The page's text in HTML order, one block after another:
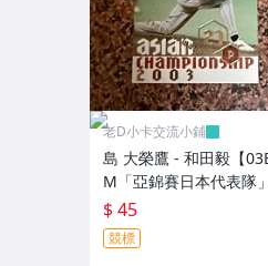
老D小卡交流小鋪
島 大榮鷹 - 和田毅【03BB
M「亞錦賽日本代表隊」
特卡，NO.AJ10】RC新人
卡
$ 45
競標